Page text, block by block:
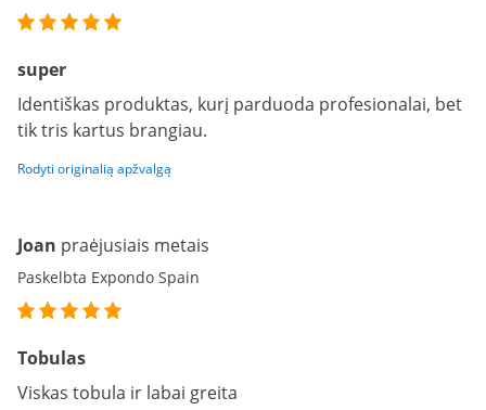
super
Identiškas produktas, kurį parduoda profesionalai, bet
tik tris kartus brangiau.
Rodyti originalią apžvalgą
Joan praėjusiais metais
Paskelbta Expondo Spain
Tobulas
Viskas tobula ir labai greita